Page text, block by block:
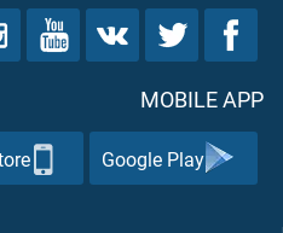
MOBILE APP
Google Play